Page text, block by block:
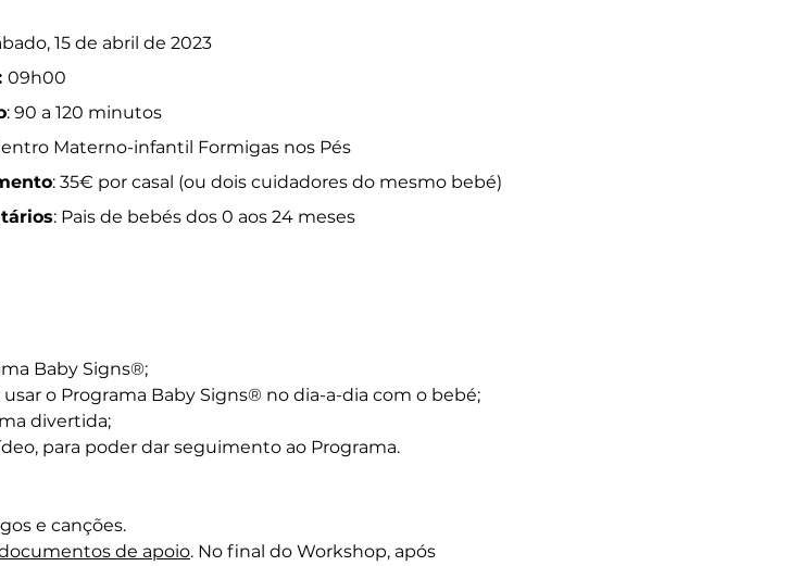
15 de abril de 2023
09h00
: 90 a 120 minutos
Materno-infantil Formigas nos Pés
: 35€ por casal (ou dois cuidadores do mesmo bebé)
: Pais de bebés dos 0 aos 24 meses
Baby Signs®;
o Programa Baby Signs® no dia-a-dia com o bebé;
divertida;
para poder dar seguimento ao Programa.
e canções.
de apoio. No final do Workshop, após